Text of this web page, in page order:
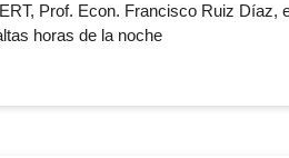
Prof. Econ. Francisco Ruiz Díaz,
horas de la noche